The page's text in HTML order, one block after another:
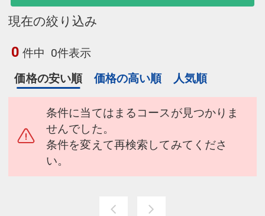
現在の絞り込み
0 件中 0件表示
価格の安い順
価格の高い順 人気順
条件に当てはまるコースが見つかりま
せんでした。
条件を変えて再検索してみてくださ
い。